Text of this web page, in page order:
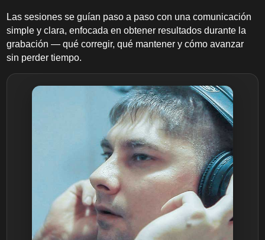
Las sesiones se guían paso a paso con una comunicación
simple y clara, enfocada en obtener resultados durante la
grabación — qué corregir, qué mantener y cómo avanzar
sin perder tiempo.